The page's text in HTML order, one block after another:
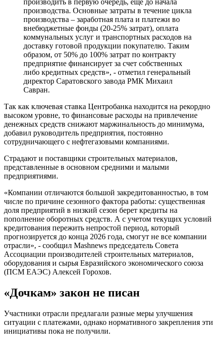
производства. Основные затраты в течение цикла
производства – заработная плата и платежи во
внебюджетные фонды (20-25% затрат), оплата
коммунальных услуг и транспортных расходов на
доставку готовой продукции покупателю. Таким
образом, от 50% до 100% затрат по контракту
предприятие финансирует за счет собственных
либо кредитных средств», - отметил генеральный
директор Саратовского завода РМК Михаил
Савран.
Так как ключевая ставка Центробанка находится на рекордно
высоком уровне, то финансовые расходы на привлечение
денежных средств снижают маржинальность до минимума,
добавил руководитель предприятия, постоянно
сотрудничающего с нефтегазовыми компаниями.
Страдают и поставщики строительных материалов,
представленные в основном средними и малыми
предприятиями.
«Компании отличаются большой закредитованностью, в том
числе по причине сезонного фактора работы: существенная
доля предприятий в низкий сезон берет кредиты на
пополнение оборотных средств. А с учетом текущих условий
кредитования пережить непростой период, который
прогнозируется до конца 2026 года, смогут не все компании
отрасли», - сообщил Mashnews председатель Совета
Ассоциации производителей строительных материалов,
оборудования и сырья Евразийского экономического союза
(ПСМ ЕАЭС) Алексей Горохов.
«Дочкам» закон не писан
Участники отрасли предлагали разные меры улучшения
ситуации с платежами, однако нормативного закрепления эти
инициативы пока не получили.